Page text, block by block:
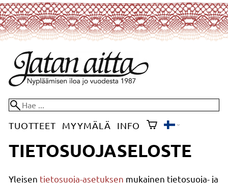
TUOTTEET MYYMÄLÄ INFO
TIETOSUOJASELOSTE
Yleisen tietosuoja-asetuksen mukainen tietosuoja- ja